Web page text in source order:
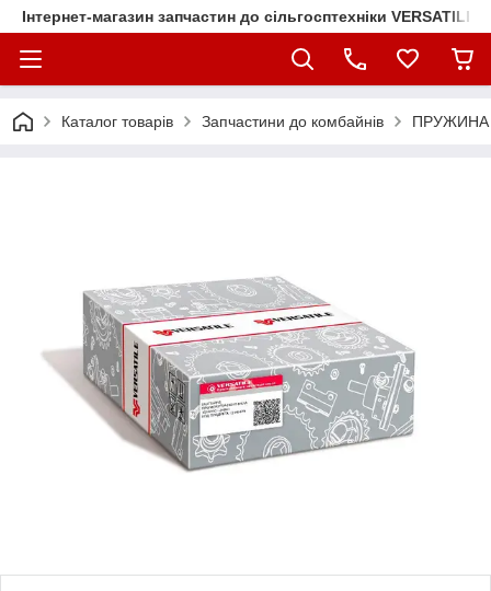
Інтернет-магазин запчастин до сільгосптехніки VERSATILE
Каталог товарів Запчастини до комбайнів ПРУЖИНА